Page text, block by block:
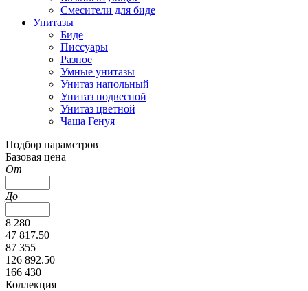
Смесители для биде
Унитазы
Биде
Писсуары
Разное
Умные унитазы
Унитаз напольный
Унитаз подвесной
Унитаз цветной
Чаша Генуя
Подбор параметров
Базовая цена
От
До
8 280
47 817.50
87 355
126 892.50
166 430
Коллекция